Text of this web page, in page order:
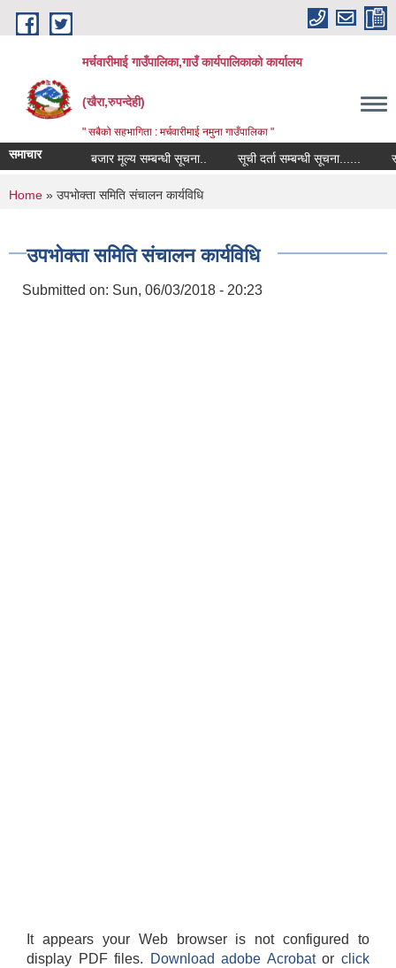
Skip to main content
मर्चवारीमाई गाउँपालिका,गाउँ कार्यपालिकाको कार्यालय
(खैरा,रुपन्देही)
" सबैको सहभागिता : मर्चवारीमाई नमुना गाउँपालिका "
समाचार बजार मूल्य सम्बन्धी सूचना.. सूची दर्ता सम्बन्धी सूचना...... स्नातक
You are here
Home » उपभाेक्ता समिति संचालन कार्यविधि
उपभाेक्ता समिति संचालन कार्यविधि
Submitted on: Sun, 06/03/2018 - 20:23
It appears your Web browser is not configured to
display PDF files.
Download adobe Acrobatorclick